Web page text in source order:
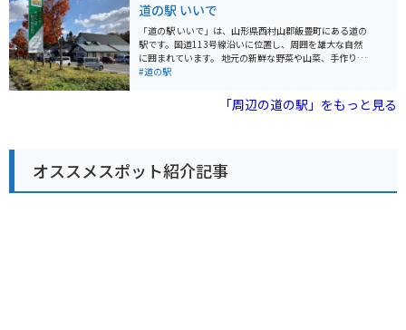
るので安心です。最上川沿いは、景色が良いのでツーリ
ングにも最適です。 長井市は、紅花やアユの産地として
知られています。道の駅周辺では、紅花畑やアユの塩焼
きなどを楽しむことができます。
道の駅 いいで
「道の駅 いいで」は、山形県西村山郡飯豊町にある道の
駅です。国道113号線沿いに位置し、周囲を雄大な自然
に囲まれています。 地元の新鮮な野菜や山菜、手作りの
加工品などが販売されており、特産品である「飯豊なが
ンでは、地元食材をふんだんに使った郷土料理や、蕎麦
す。周辺には、温泉施設やキャンプ場などもあり、自然
を満喫したい方にはおすすめのスポットです。
#道の駅
「周辺の道の駅」をもっと見る
オススメスポット紹介記事